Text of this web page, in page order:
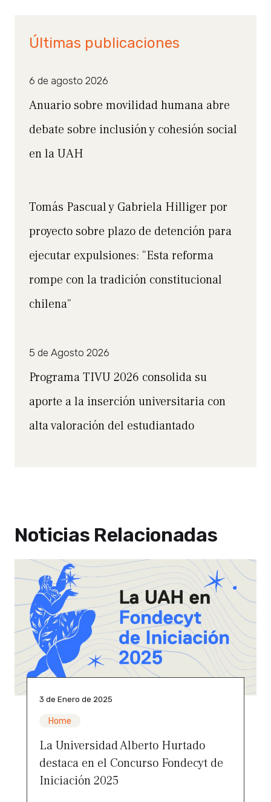
Últimas publicaciones
6 de agosto 2026
Anuario sobre movilidad humana abre
debate sobre inclusión y cohesión social
en la UAH
Tomás Pascual y Gabriela Hilliger por
proyecto sobre plazo de detención para
ejecutar expulsiones: “Esta reforma
rompe con la tradición constitucional
chilena”
5 de Agosto 2026
Programa TIVU 2026 consolida su
aporte a la inserción universitaria con
alta valoración del estudiantado
Noticias Relacionadas
3 de Enero de 2025
Home
La Universidad Alberto Hurtado
destaca en el Concurso Fondecyt de
Iniciación 2025